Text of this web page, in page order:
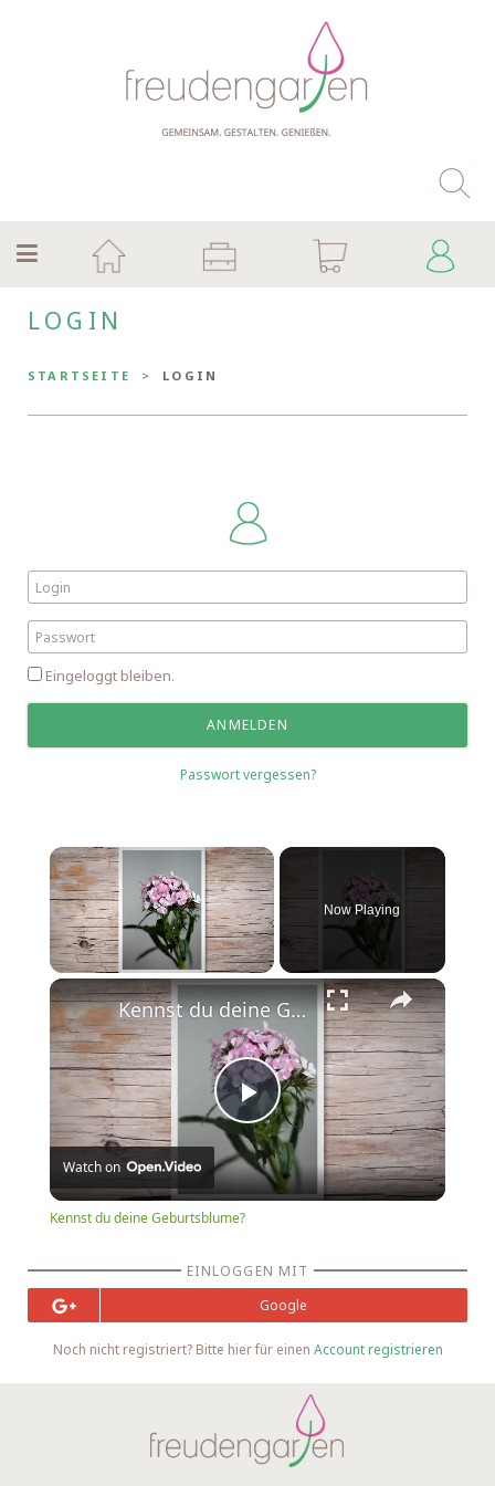
LOGIN
STARTSEITE LOGIN
Eingeloggt bleiben.
Passwort vergessen?
Now Playing
Play
Video
Kennst du deine Geburtsblume?
Watch on
Kennst du deine Geburtsblume?
EINLOGGEN MIT
Google
Noch nicht registriert? Bitte hier für einen Account registrieren